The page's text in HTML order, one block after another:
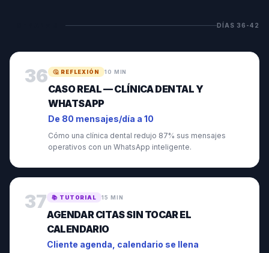
DÍAS 36 -42
36 🤔 REFLEXIÓN 10 MIN
CASO REAL — CLÍNICA DENTAL Y
WHATSAPP
De 80 mensajes/día a 10
Cómo una clínica dental redujo 87% sus mensajes
operativos con un WhatsApp inteligente.
37 📚 TUTORIAL 15 MIN
AGENDAR CITAS SIN TOCAR EL
CALENDARIO
Cliente agenda, calendario se llena